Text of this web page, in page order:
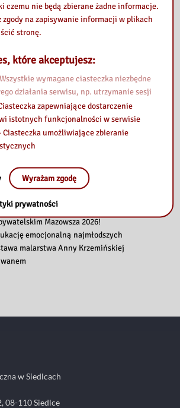
Go na sierpień
Mazowsza 2026!
emocjonalną najmłodszych
malarstwa Anny Krzemińskiej
w Siedlcach
08-110 Siedlce
czemu nie będą zbierane żadne informacje.
zgody na zapisywanie informacji w plikach
stronę.
które akceptujesz:
wymagane ciasteczka niezbędne
działania serwisu, np. utrzymanie sesji
zapewniające dostarczenie
istotnych funkcjonalności w serwisie
umożliwiające zbieranie
Wyrażam zgodę
prywatności